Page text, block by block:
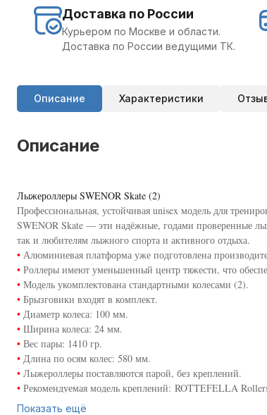
Доставка по России
Курьером по Москве и области.
Доставка по России ведущими ТК.
Описание Характеристики
Описание
Лыжероллеры SWENOR Skate (2)
Профессиональная, устойчивая unisex модель для
SWENOR Skate — эти надёжные, годами проверенные
так и любителям лыжного спорта и активного отдыха.
• Алюминиевая платформа уже подготовлена
• Роллеры имеют уменьшенный центр тяжести, что
• Модель укомплектована стандартными колесами (2).
• Брызговики входят в комплект.
• Диаметр колеса: 100 мм.
• Ширина колеса: 24 мм.
• Вес пары: 1410 гр.
• Длина по осям колес: 580 мм.
• Лыжероллеры поставляются парой, без креплений.
• Рекомендуемая модель креплений: ROTTEFELLA
•Swenor Skate - это отличные лыжероллеры, которые
Показать ещё